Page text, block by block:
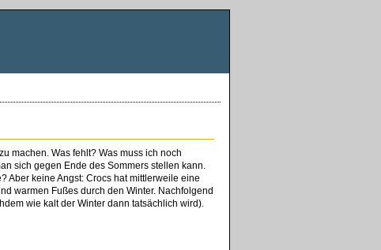
machen. Was fehlt? Was muss ich noch
sich gegen Ende des Sommers stellen kann.
Aber keine Angst: Crocs hat mittlerweile eine
warmen Fußes durch den Winter. Nachfolgend
wie kalt der Winter dann tatsächlich wird).